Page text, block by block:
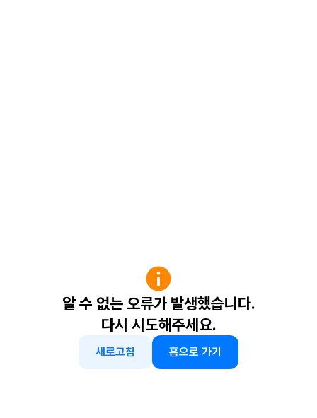
알 수 없는 오류가 발생했습니다.
다시 시도해주세요.
새로고침 홈으로 가기